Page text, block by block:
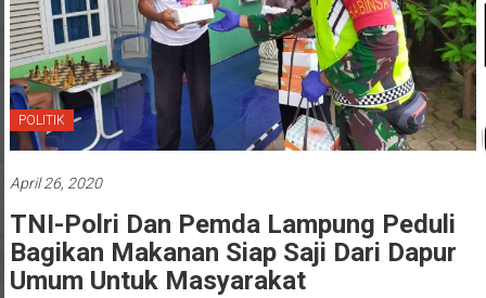
POLITIK
April 26, 2020
TNI-Polri Dan Pemda Lampung Peduli
Bagikan Makanan Siap Saji Dari Dapur
Umum Untuk Masyarakat